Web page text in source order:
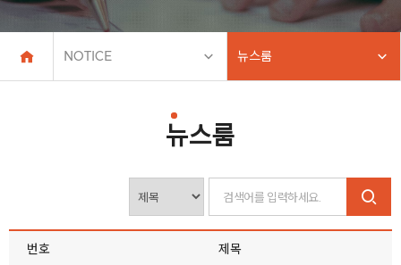
NOTICE 뉴스룸
뉴스룸
번호 제목